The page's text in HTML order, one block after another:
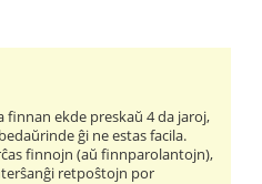
finnan ekde preskaŭ 4 da jaroj,
ĝi ne estas facila.
finnojn (aŭ finnparolantojn),
retpoŝtojn por